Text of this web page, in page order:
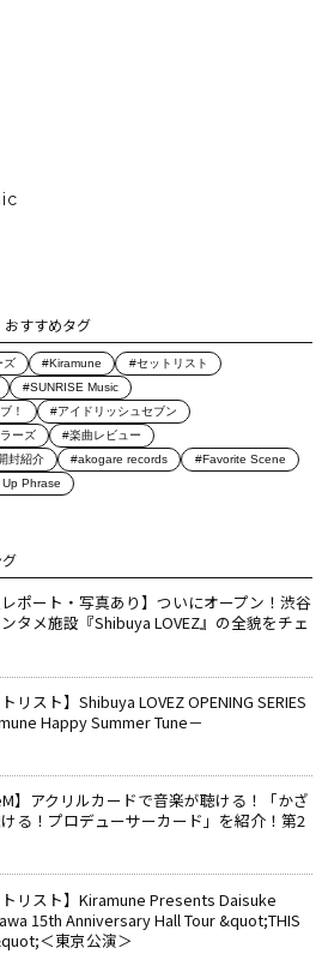
おすすめタグ
ズ #Kiramune
#セットリスト
#SUNRISE Music
！
#アイドリッシュセブン
ーズ
#楽曲レビュー
封紹介 #akogare records
#Favorite Scene
Phrase
レポート・写真あり】ついにオープン！渋谷
タメ施設『Shibuya LOVEZ』の全貌をチェ
トリスト】Shibuya LOVEZ OPENING SERIES
Happy Summer Tune－
】アクリルカードで音楽が聴ける！「かざ
る！プロデューサーカード」を紹介！第2
トリスト】Kiramune Presents Daisuke
15th Anniversary Hall Tour &quot;THIS
＜東京公演＞